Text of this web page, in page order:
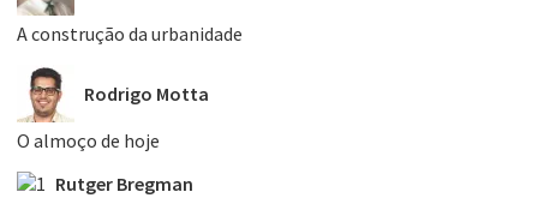
A construção da urbanidade
Rodrigo Motta
O almoço de hoje
Rutger Bregman